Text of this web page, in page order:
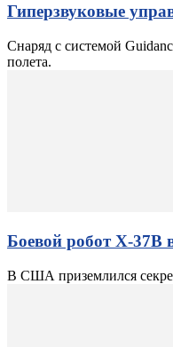
Гиперзвуковые
Снаряд с системой
полета.
Боевой робот X-37B
В США приземлился